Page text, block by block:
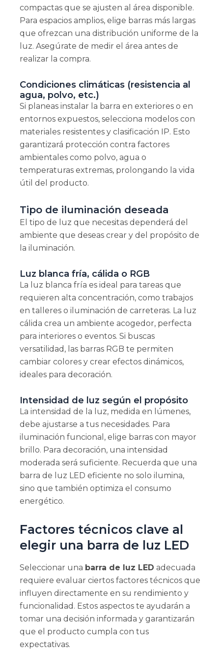
compactas que se ajusten al área disponible.
Para espacios amplios, elige barras más largas
que ofrezcan una distribución uniforme de la
luz. Asegúrate de medir el área antes de
realizar la compra.
Condiciones climáticas (resistencia al
agua, polvo, etc.)
Si planeas instalar la barra en exteriores o en
entornos expuestos, selecciona modelos con
materiales resistentes y clasificación IP. Esto
garantizará protección contra factores
ambientales como polvo, agua o
temperaturas extremas, prolongando la vida
útil del producto.
Tipo de iluminación deseada
El tipo de luz que necesitas dependerá del
ambiente que deseas crear y del propósito de
la iluminación.
Luz blanca fría, cálida o RGB
La luz blanca fría es ideal para tareas que
requieren alta concentración, como trabajos
en talleres o iluminación de carreteras. La luz
cálida crea un ambiente acogedor, perfecta
para interiores o eventos. Si buscas
versatilidad, las barras RGB te permiten
cambiar colores y crear efectos dinámicos,
ideales para decoración.
Intensidad de luz según el propósito
La intensidad de la luz, medida en lúmenes,
debe ajustarse a tus necesidades. Para
iluminación funcional, elige barras con mayor
brillo. Para decoración, una intensidad
moderada será suficiente. Recuerda que una
barra de luz LED eficiente no solo ilumina,
sino que también optimiza el consumo
energético.
Factores técnicos clave al
elegir una barra de luz LED
Seleccionar una barra de luz LED adecuada
requiere evaluar ciertos factores técnicos que
influyen directamente en su rendimiento y
funcionalidad. Estos aspectos te ayudarán a
tomar una decisión informada y garantizarán
que el producto cumpla con tus
expectativas.